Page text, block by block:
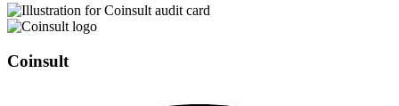
Coinsult